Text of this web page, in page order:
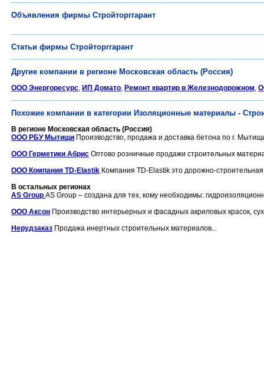
Объявления фирмы Стройторггарант
Статьи фирмы Стройторггарант
Другие компании в регионе Московская область (Россия)
ООО Энергоресурс, ИП Домато, Ремонт квартир в Железнодорожном,
Похожие компании в категории Изоляционные материалы -
В регионе Московская область (Россия)
ООО РБУ Мытищи Производство, продажа и доставка бетона по г.
ООО Герметики Абрис Оптово розничные продажи строительных
ООО Компания TD-Elastik Компания TD-Elastik это дорожно-
В остальных регионах
AS Group AS Group – создана для тех, кому необходимы:
ООО Аксон Производство интерьерных и фасадных акриловых красок,
Нерудзаказ Продажа инертных строительных материалов...